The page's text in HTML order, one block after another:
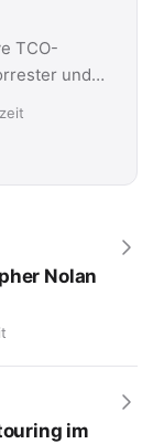
TCO-
und
Nolan
im